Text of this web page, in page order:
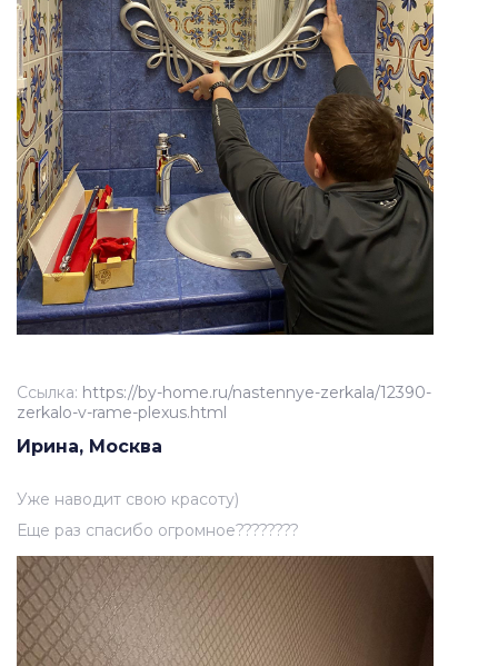
Ссылка: https://by-home.ru/nastennye-zerkala/12390-
zerkalo-v-rame-plexus.html
Ирина, Москва
Уже наводит свою красоту)
Еще раз спасибо огромное????????